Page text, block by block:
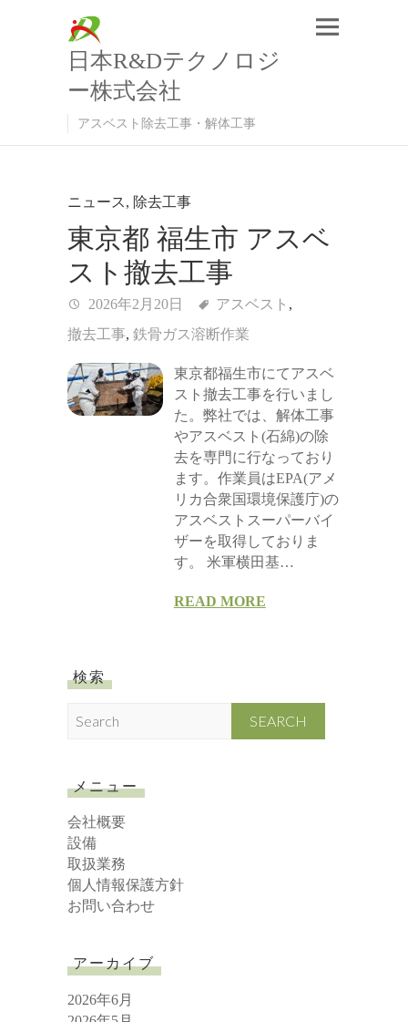
日本R&Dテクノロジ
ー株式会社
アスベスト除去工事・解体工事
ニュース, 除去工事
東京都 福生市 アスベ
スト撤去工事
2026年2月20日 アスベスト ,
撤去工事, 鉄骨ガス溶断作業
東京都福生市にてアスベ
スト撤去工事を行いまし
た。弊社では、解体工事
やアスベスト(石綿)の除
去を専門に行なっており
ます。作業員はEPA(アメ
リカ合衆国環境保護庁)の
アスベストスーパーバイ
ザーを取得しておりま
す。 米軍横田基…
READ MORE
検索
c
h
メニュー
会社概要
設備
取扱業務
個人情報保護方針
お問い合わせ
アーカイブ
2026年6月